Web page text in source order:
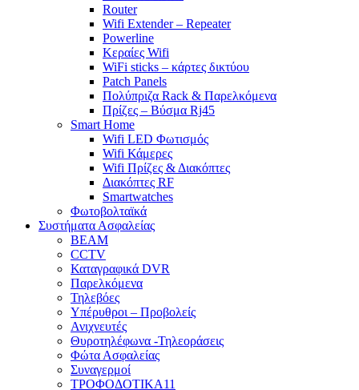
Router
Wifi Extender – Repeater
Powerline
Κεραίες Wifi
WiFi sticks – κάρτες δικτύου
Patch Panels
Πολύπριζα Rack & Παρελκόμενα
Πρίζες – Βύσμα Rj45
Smart Home
Wifi LED Φωτισμός
Wifi Κάμερες
Wifi Πρίζες & Διακόπτες
Διακόπτες RF
Smartwatches
Φωτοβολταϊκά
Συστήματα Ασφαλείας
BEAM
CCTV
Καταγραφικά DVR
Παρελκόμενα
Τηλεβόες
Υπέρυθροι – Προβολείς
Ανιχνευτές
Θυροτηλέφωνα -Τηλεοράσεις
Φώτα Ασφαλείας
Συναγερμοί
ΤΡΟΦΟΔΟΤΙΚΑ11